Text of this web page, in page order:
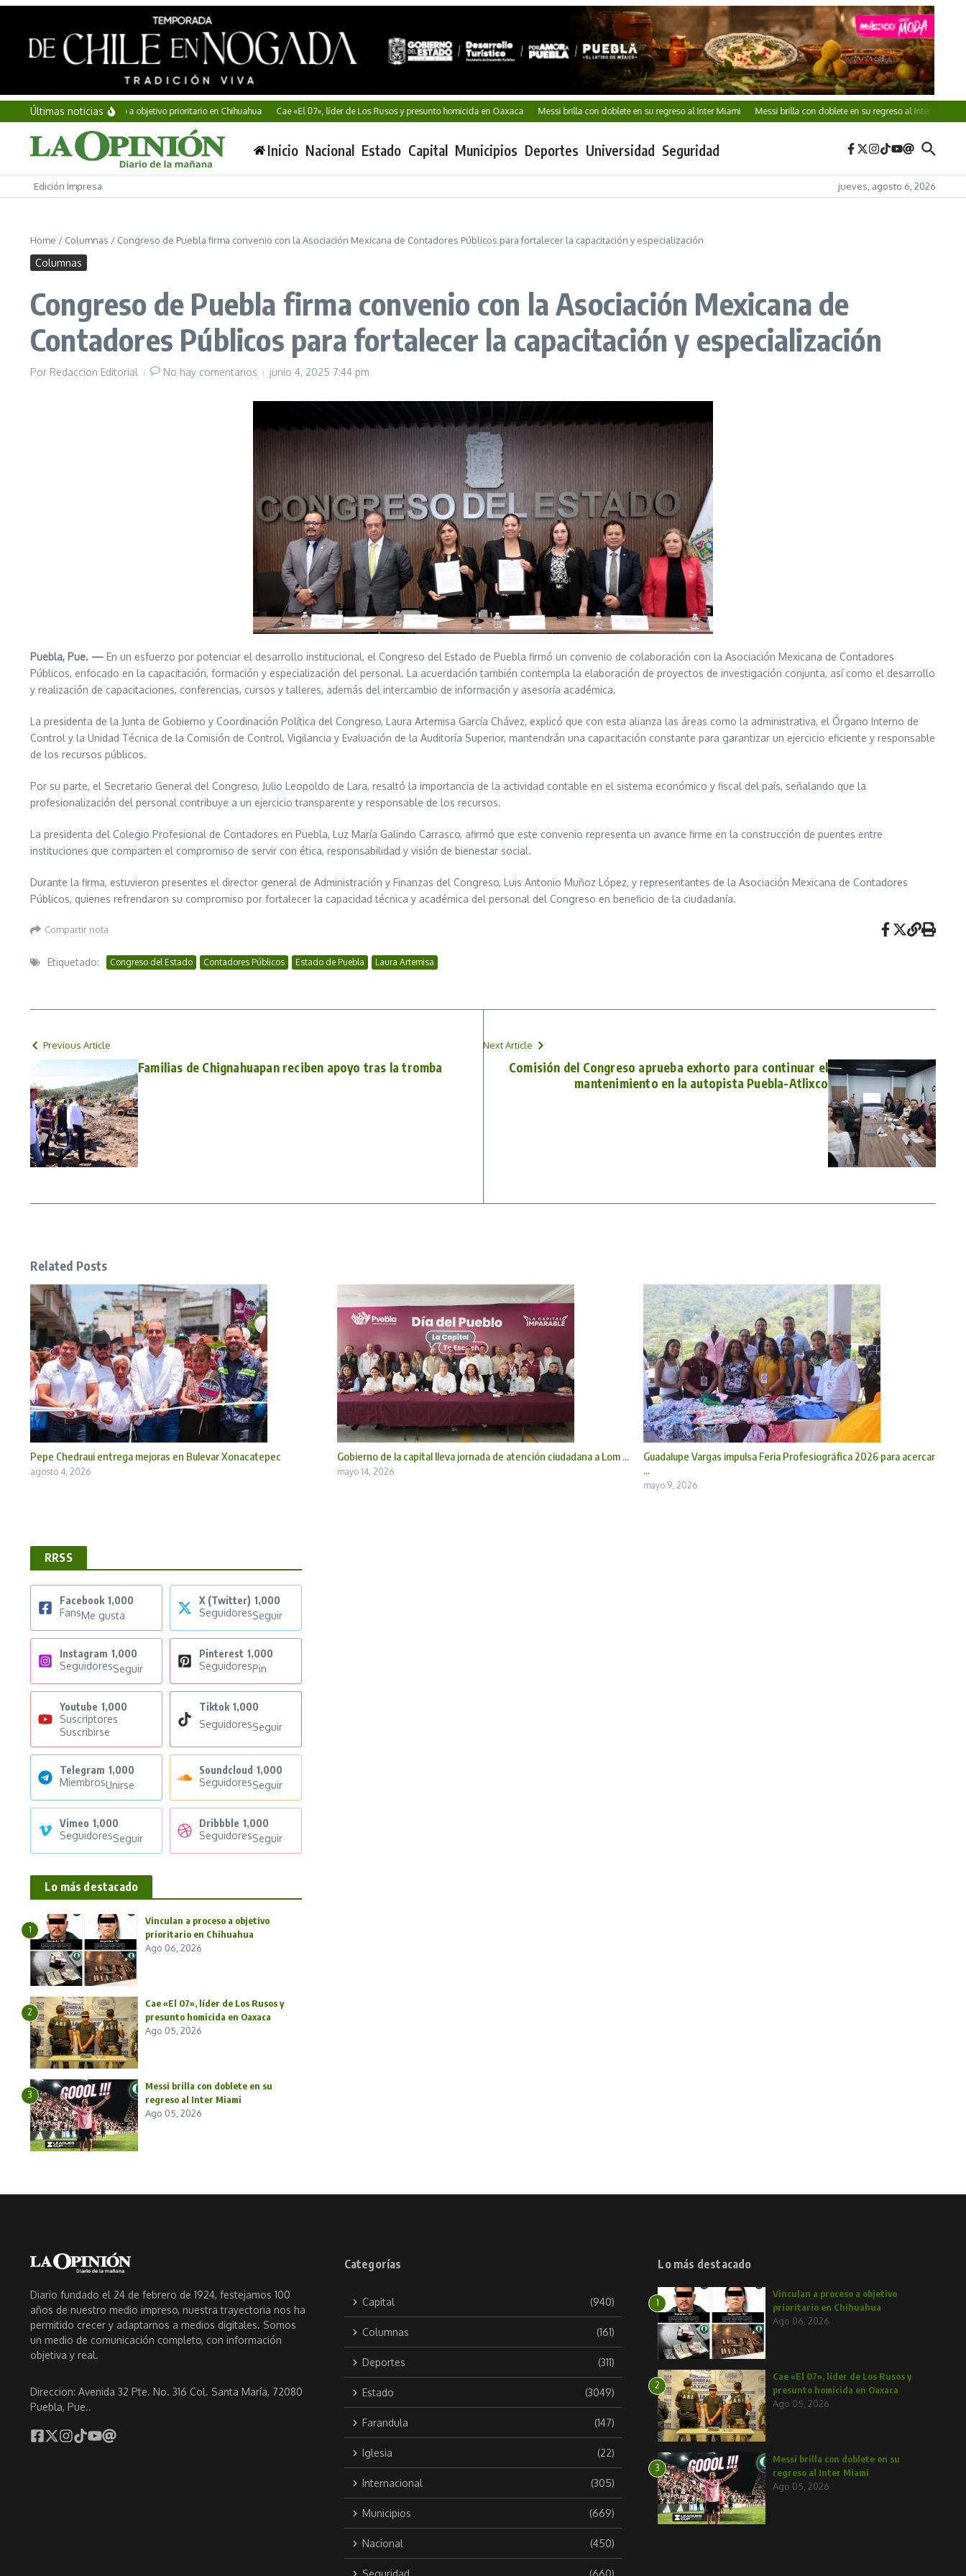
Saltar al contenido
Últimas noticias
Vinculan a proceso a objetivo prioritario en Chihuahua Cae «El 07», líder de Los Rusos y presunto homicida en Oaxaca Messi brilla con doblete en su regreso al Inter Miami Messi brilla con doblete en su regreso al Inter Miami
Inicio Nacional Estado Capital Municipios Deportes Universidad Seguridad
Edición Impresa jueves, agosto 6, 2026
Home / Columnas / Congreso de Puebla firma convenio con la Asociación Mexicana de Contadores Públicos para fortalecer la capacitación y especialización
Columnas
Congreso de Puebla firma convenio con la Asociación Mexicana de
Contadores Públicos para fortalecer la capacitación y especialización
Por Redaccion Editorial No hay comentarios junio 4, 2025 7:44 pm
Puebla, Pue. — En un esfuerzo por potenciar el desarrollo institucional, el Congreso del Estado de Puebla firmó un convenio de colaboración con la Asociación Mexicana de Contadores
Públicos, enfocado en la capacitación, formación y especialización del personal. La acuerdación también contempla la elaboración de proyectos de investigación conjunta, así como el desarrollo
y realización de capacitaciones, conferencias, cursos y talleres, además del intercambio de información y asesoría académica.
La presidenta de la Junta de Gobierno y Coordinación Política del Congreso, Laura Artemisa García Chávez, explicó que con esta alianza las áreas como la administrativa, el Órgano Interno de
Control y la Unidad Técnica de la Comisión de Control, Vigilancia y Evaluación de la Auditoría Superior, mantendrán una capacitación constante para garantizar un ejercicio eficiente y responsable
de los recursos públicos.
Por su parte, el Secretario General del Congreso, Julio Leopoldo de Lara, resaltó la importancia de la actividad contable en el sistema económico y fiscal del país, señalando que la
profesionalización del personal contribuye a un ejercicio transparente y responsable de los recursos.
La presidenta del Colegio Profesional de Contadores en Puebla, Luz María Galindo Carrasco, afirmó que este convenio representa un avance firme en la construcción de puentes entre
instituciones que comparten el compromiso de servir con ética, responsabilidad y visión de bienestar social.
Durante la firma, estuvieron presentes el director general de Administración y Finanzas del Congreso, Luis Antonio Muñoz López, y representantes de la Asociación Mexicana de Contadores
Públicos, quienes refrendaron su compromiso por fortalecer la capacidad técnica y académica del personal del Congreso en beneficio de la ciudadanía.
Compartir nota
Etiquetado: Congreso del Estado Contadores Públicos Estado de Puebla Laura Artemisa
Previous Article
Familias de Chignahuapan reciben apoyo tras la tromba
Next Article
Comisión del Congreso aprueba exhorto para continuar el
mantenimiento en la autopista Puebla-Atlixco
Related Posts
Pepe Chedraui entrega mejoras en Bulevar Xonacatepec
agosto 4, 2026
Gobierno de la capital lleva jornada de atención ciudadana a Lom ...
mayo 14, 2026
Guadalupe Vargas impulsa Feria Profesiográfica 2026 para acercar
...
mayo 9, 2026
RRSS
Facebook 1,000
FansMe gusta
X (Twitter) 1,000
SeguidoresSeguir
Instagram 1,000
SeguidoresSeguir
Pinterest 1,000
SeguidoresPin
Youtube 1,000
Suscriptores
Suscribirse
Tiktok 1,000
SeguidoresSeguir
Telegram 1,000
MiembrosUnirse
Soundcloud 1,000
SeguidoresSeguir
Vimeo 1,000
SeguidoresSeguir
Dribbble 1,000
SeguidoresSeguir
Lo más destacado
1
Vinculan a proceso a objetivo
prioritario en Chihuahua
Ago 06, 2026
2
Cae «El 07», líder de Los Rusos y
presunto homicida en Oaxaca
Ago 05, 2026
3
Messi brilla con doblete en su
regreso al Inter Miami
Ago 05, 2026
Diario fundado el 24 de febrero de 1924, festejamos 100
años de nuestro medio impreso, nuestra trayectoria nos ha
permitido crecer y adaptarnos a medios digitales. Somos
un medio de comunicación completo, con información
objetiva y real.
Direccion: Avenida 32 Pte. No. 316 Col. Santa María, 72080
Puebla, Pue..
Categorías
Capital (940)
Columnas (161)
Deportes (311)
Estado (3049)
Farandula (147)
Iglesia (22)
Internacional (305)
Municipios (669)
Nacional (450)
Lo más destacado
1
Vinculan a proceso a objetivo
prioritario en Chihuahua
Ago 06, 2026
2
Cae «El 07», líder de Los Rusos y
presunto homicida en Oaxaca
Ago 05, 2026
3
Messi brilla con doblete en su
regreso al Inter Miami
Ago 05, 2026